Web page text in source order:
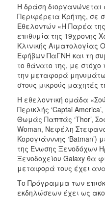
ΔΗΜΟΣ
ΠΟΛΙΤΙΣΜΟΣ
ΑΝΘΕΚΤΙΚΗ
ΠΟΛΗ
Η δράση διοργανώνεται
Περιφέρεια Κρήτης, σε
Εθελοντών «Η Παρέα
επιθυμία της 19χρονης
Κλινικής Αιματολογίας
Εφήβων ΠαΓΝΗ και τη
το θάνατο της, με στόχο
την μεταφορά
στους μικρούς μαχητές
Η εθελοντική ομάδα
Περικλής ‘Captai
Θωμάς Παππάς ‘Thor’,
Woman, Νεφέλη
Κορογιάνννης ‘Batman’)
της Ένωσης Ξενοδόχων
Ξενοδοχείου Galaxy θα
μεταφορά τους έχει
Το Πρόγραμμα των
εκδηλώσεων έχει ως